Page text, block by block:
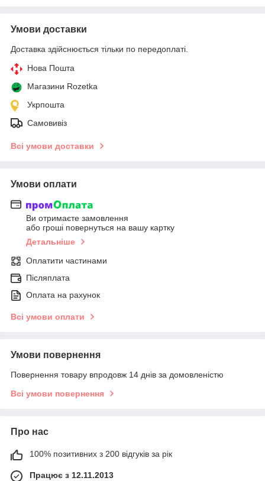
Умови доставки
Доставка здійснюється тільки по передоплаті.
Нова Пошта
Магазини Rozetka
Укрпошта
Самовивіз
Всі умови доставки
Умови оплати
Ви отримаєте замовлення
або гроші повернуться на вашу картку
Детальніше
Оплатити частинами
Післяплата
Оплата на рахунок
Всі умови оплати
Умови повернення
Повернення товару впродовж 14 днів за домовленістю
Всі умови повернення
Про нас
100% позитивних з 200 відгуків за рік
Працює з 12.11.2013